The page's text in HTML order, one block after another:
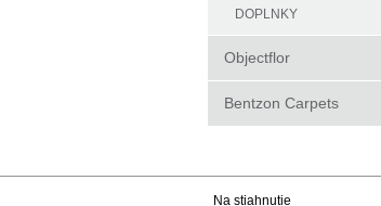
DOPLNKY
Objectflor
Bentzon Carpets
Na stiahnutie